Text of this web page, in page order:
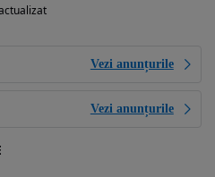
Vezi anunțurile
Vezi anunțurile